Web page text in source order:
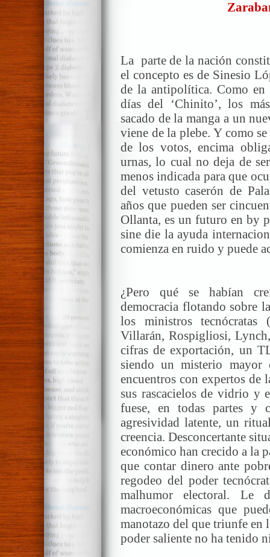
La parte de la nación
el concepto es de Sinesio
de la antipolítica. Como
días del ‘Chinito’, los
sacado de la manga a un
viene de la plebe. Y como
de los votos, encima
urnas, lo cual no deja de
menos indicada para que
del vetusto caserón de
años que pueden ser
Ollanta, es un futuro en by
sine die la ayuda
comienza en ruido y puede
¿Pero qué se habían
democracia flotando sobre
los ministros
Villarán, Rospigliosi,
cifras de exportación, un
siendo un misterio mayor
encuentros con expertos de
sus rascacielos de vidrio y
fuese, en todas partes y
agresividad latente, un
creencia. Desconcertante
económico han crecido a la
que contar dinero ante
regodeo del poder
malhumor electoral. Le
macroeconómicas que
manotazo del que triunfe en
poder saliente no ha tenido